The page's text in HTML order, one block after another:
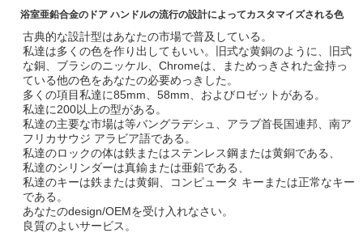
浴室亜鉛合金のドア ハンドルの流行の設計によってカスタマイズされる色
古典的な設計型はあなたの市場で普及している。
私達は多くの色を作り出してもいい。旧式な黄銅のように、旧式
な銅、ブラシのニッケル、Chromeは、まためっきされた金持っ
ている他の色をあなたの必要めっきした。
多くの項目私達に85mm、58mm、およびロゼットがある。
私達に200以上の型がある。
私達の主要な市場は等バングラデシュ、アラブ首長国連邦、南ア
フリカサウジ アラビア語である。
私達のロックの体は鉄またはステンレス鋼または黄銅である、
私達のシリンダーは真鍮または亜鉛である、
私達のキーは鉄または黄銅、コンピュータ キーまたは正常なキー
である。
あなたのdesign/OEMを受け入れなさい。
良質のよいサービス。